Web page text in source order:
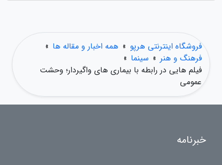
فروشگاه اینترنتی هرپو » همه اخبار و مقاله ها »
فرهنگ و هنر » سینما »
فیلم هایی در رابطه با بیماری های واگیردار؛ وحشت
عمومی
خبرنامه